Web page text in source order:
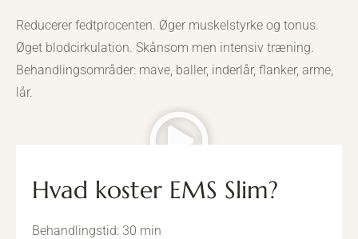
Reducerer fedtprocenten. Øger muskelstyrke og tonus.
Øget blodcirkulation. Skånsom men intensiv træning.
Behandlingsområder: mave, baller, inderlår, flanker, arme,
lår.
Hvad koster EMS Slim?
Behandlingstid: 30 min